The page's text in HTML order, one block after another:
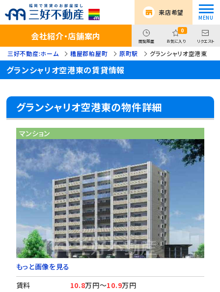
来店希望
会社紹介・店舗案内 閲覧履歴
0
お気に入り リクエスト
三好不動産:ホーム 糟屋郡粕屋町 原町駅 グランシャリオ空港東
グランシャリオ空港東の賃貸情報
グランシャリオ空港東の物件詳細
マンション
もっと画像を見る
賃料
10.8万円～10.9万円